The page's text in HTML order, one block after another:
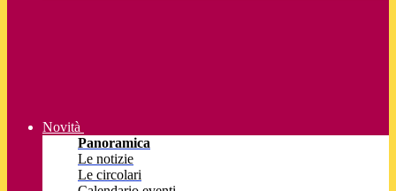
Novità
Panoramica
Le notizie
Le circolari